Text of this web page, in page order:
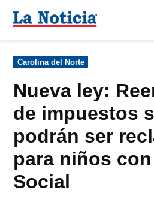
Para mantenerte informado
Donar
contenido
Noticia
Publicado
en
Carolina del Norte
Nueva ley:
de impuestos
podrán ser
para niños
Social